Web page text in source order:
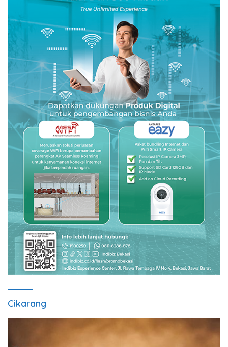
Cikarang